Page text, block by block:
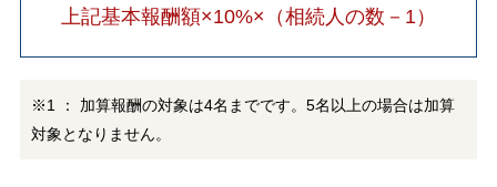
上記基本報酬額×10%×（相続人の数－1）
※1 ： 加算報酬の対象は4名までです。5名以上の場合は加算
対象となりません。